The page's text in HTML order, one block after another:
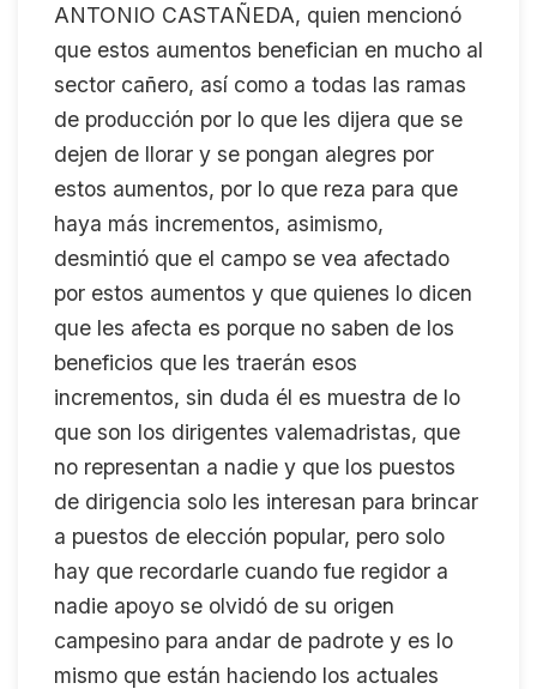
ANTONIO CASTAÑEDA, quien mencionó
que estos aumentos benefician en mucho al
sector cañero, así como a todas las ramas
de producción por lo que les dijera que se
dejen de llorar y se pongan alegres por
estos aumentos, por lo que reza para que
haya más incrementos, asimismo,
desmintió que el campo se vea afectado
por estos aumentos y que quienes lo dicen
que les afecta es porque no saben de los
beneficios que les traerán esos
incrementos, sin duda él es muestra de lo
que son los dirigentes valemadristas, que
no representan a nadie y que los puestos
de dirigencia solo les interesan para brincar
a puestos de elección popular, pero solo
hay que recordarle cuando fue regidor a
nadie apoyo se olvidó de su origen
campesino para andar de padrote y es lo
mismo que están haciendo los actuales